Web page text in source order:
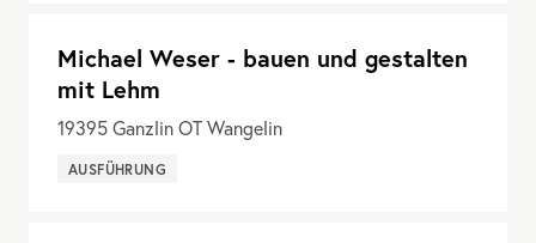
Michael Weser - bauen und gestalten
mit Lehm
19395Ganzlin OT Wangelin
AUSFÜHRUNG